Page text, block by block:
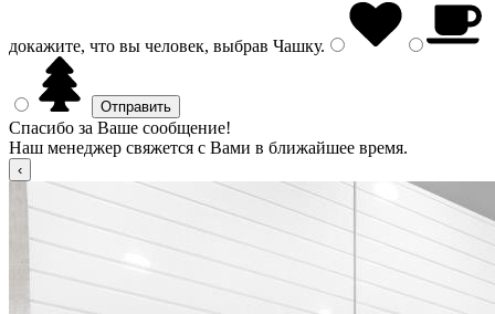
докажите, что вы человек, выбрав Чашку.
Спасибо за Ваше сообщение!
Наш менеджер свяжется с Вами в ближайшее время.